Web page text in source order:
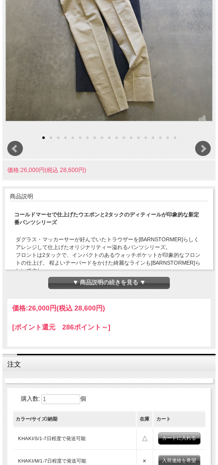
価格:26,000円(税込 28,600円)
商品説明
コールドマーセで仕上げたウエポンと2タックのディティールが印象的な新定
番パンツシリーズ
ダグラス・マッカーサーが好んでいたトラウザーを[BARNSTORMER]らしく
アレンジして仕上げたオリジナリティー溢れるパンツシリーズ。
フロントは2タックで、インパクトのあるウォッチポケットが印象的なフロン
トの仕上げ。 程よいテーパードをかけた綺麗なラインも[BARNSTORMER]ら
しいですね。
今回のパンツの一番の特徴とも言える素材は、士官達に採用された糸を2本ど
りにしたウェポンを採用。この生地は、当時の樹脂を-16℃で凍らせながら浸
透させる技術（コールドマーセ）にて仕上げています。
とも言われています。
っています。
他にも拘りが満載です。フロントのベルトを通すループや腰と内股には三角
レングスも敢えてお客様ご自身のお好みで着用できる様に長めの設定にして
います。
男性・女性・年代を問わず穿いて頂ける新定番パンツです。
「BARNSTORMER」の他の商品を見る
▼ 商品説明の続きを見る ▼
価格:26,000円(税込 28,600円)
[ポイント還元 286ポイント～]
注文
購入数: 個
カラー/サイズ/納期 在庫 カート
KHAKI/S/1-7日程度で発送可能 △
KHAKI/M/1-7日程度で発送可能 × 入荷連絡を希望